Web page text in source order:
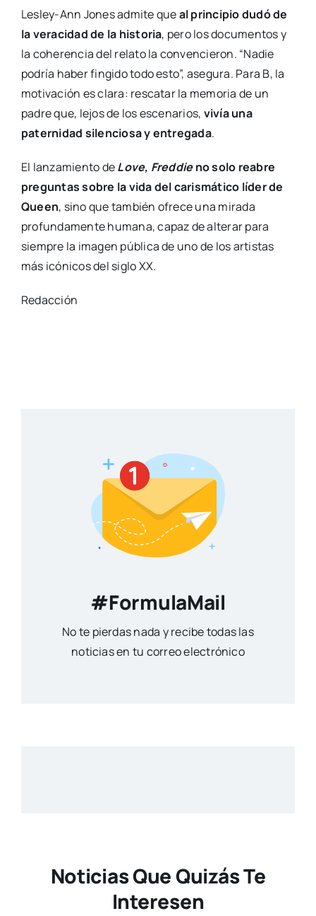
Lesley-Ann Jones admite queal principio dudó de
la veracidad de la historia, pero los documentos y
la coherencia del relato la convencieron. “Nadie
podría haber fingido todo esto”, asegura. Para B, la
motivación es clara: rescatar la memoria de un
padre que, lejos de los escenarios, vivía una
paternidad silenciosa y entregada.
El lanzamiento deLove, Freddieno solo reabre
preguntas sobre la vida del carismático líder de
Queen, sino que también ofrece una mirada
profundamente humana, capaz de alterar para
siempre la imagen pública de uno de los artistas
más icónicos del siglo XX.
Redacción
#FormulaMail
No te pierdas nada y recibe todas las
noticias en tu correo electrónico
Noticias Que Quizás Te
Interesen